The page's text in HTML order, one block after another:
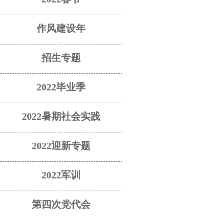
作风建设年
招生专题
2022毕业季
2022暑期社会实践
2022迎新专题
2022军训
第四次党代会